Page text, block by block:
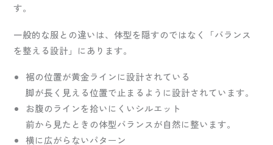
す。
一般的な服との違いは、体型を隠すのではなく「バランス
を整える設計」にあります。
裾の位置が黄金ラインに設計されている
脚が長く見える位置で止まるように設計されています。
お腹のラインを拾いにくいシルエット
前から見たときの体型バランスが自然に整います。
横に広がらないパターン